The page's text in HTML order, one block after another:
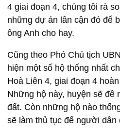
4 giai đoạn 4, chúng tôi rà
những dự án lân cận đó để
ông Anh cho hay.
Cũng theo Phó Chủ tịch
hiện một số hộ thống nhất
Hoà Liên 4, giai đoạn 4
Những hộ này, huyện sẽ đề
đất. Còn những hộ nào
sẽ làm thủ tục để người